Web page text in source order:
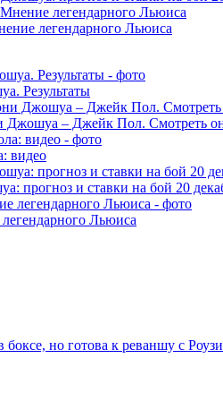
легендарного Льюиса
Результаты
Джошуа – Джейк Пол. Смотреть
видео
прогноз и ставки на бой 20
Льюиса
боксе, но готова к реваншу с Роузи